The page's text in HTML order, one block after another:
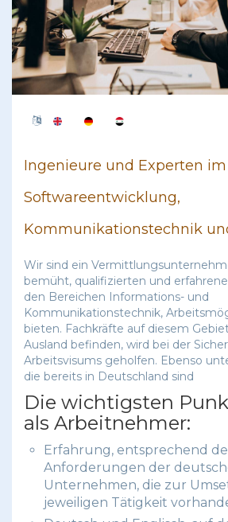
Ingenieure und Experten
Softwareentwicklung,
Kommunikationstechnik
Wir sind ein
bemüht, qualifizierten und
den Bereichen Informations- und
Kommunikationstechnik,
bieten. Fachkräfte auf diesem
Ausland befinden, wird bei der
Arbeitsvisums geholfen. Ebenso
die bereits in Deutschland sind
Die wichtigsten
als Arbeitnehmer:
Erfahrung, entsprechend
Anforderungen der
Unternehmen, die zur
jeweiligen Tätigkeit